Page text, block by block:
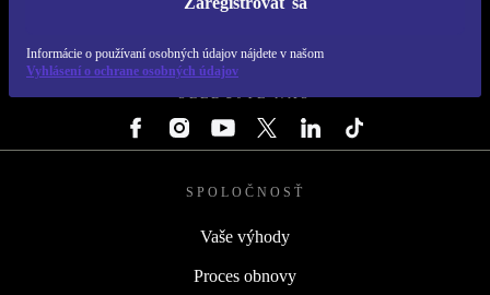
Informácie o používaní osobných údajov nájdete v našom
Vyhlásení o ochrane osobných údajov
SLEDUJTE NÁS
SPOLOČNOSŤ
Vaše výhody
Proces obnovy